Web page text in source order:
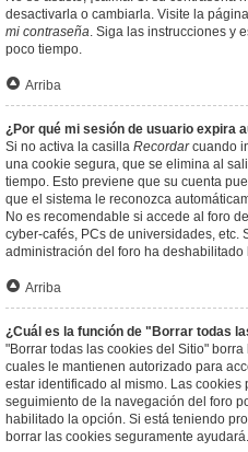
desactivarla o cambiarla. Visite la
mi contraseña. Siga las instrucciones y
poco tiempo.
Arriba
¿Por qué mi sesión de usuario expira
Si no activa la casilla Recordarcuando
una cookie segura, que se elimina al
tiempo. Esto previene que su cuenta
que el sistema le reconozca
No es recomendable si accede al foro
cyber-cafés, PCs de universidades, etc.
administración del foro ha deshabilitado
Arriba
¿Cuál es la función de "Borrar todas
"Borrar todas las cookies del Sitio"
cuales le mantienen autorizado para
estar identificado al mismo. Las cookies
seguimiento de la navegación del foro
habilitado la opción. Si está teniendo
borrar las cookies seguramente ayudará.